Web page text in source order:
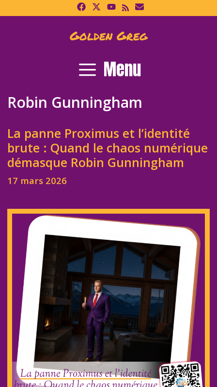
to
Golden Greg
Menu
Robin Gunningham
La panne Proximus et l’identité
brute : Quand le chaos numérique
démasque Robin Gunningham
17 mars 2026